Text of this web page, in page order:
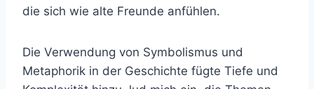
die sich wie alte Freunde anfühlen.
Die Verwendung von Symbolismus und
Metaphorik in der Geschichte fügte Tiefe und